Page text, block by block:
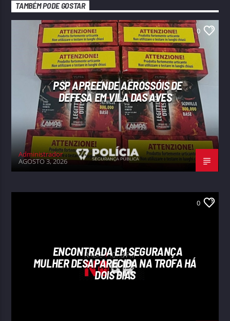
TAMBÉM PODE GOSTAR
0
PSP APREENDE AEROSSÓIS DE
DEFESA EM VILA DAS AVES
Administrador
AGOSTO 3, 2026
0
ENCONTRADA EM SEGURANÇA
MULHER DESAPARECIDA NA TROFA HÁ
DOIS DIAS